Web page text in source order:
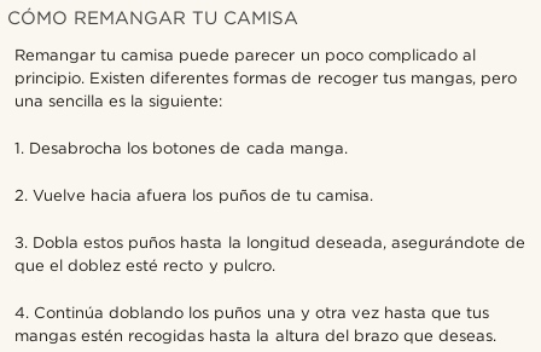
CÓMO REMANGAR TU CAMISA
Remangar tu camisa puede parecer un poco complicado al
principio. Existen diferentes formas de recoger tus mangas, pero
una sencilla es la siguiente:
1. Desabrocha los botones de cada manga.
2. Vuelve hacia afuera los puños de tu camisa.
3. Dobla estos puños hasta la longitud deseada, asegurándote de
que el doblez esté recto y pulcro.
4. Continúa doblando los puños una y otra vez hasta que tus
mangas estén recogidas hasta la altura del brazo que deseas.